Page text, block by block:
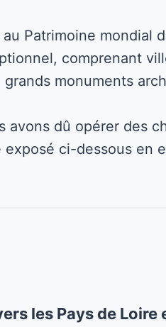
Patrimoine mondial
comprenant
monuments
avons dû opérer des
ci-dessous en
les Pays de Loire